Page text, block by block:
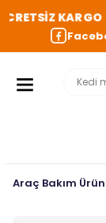
KARGO
Araç Bakım